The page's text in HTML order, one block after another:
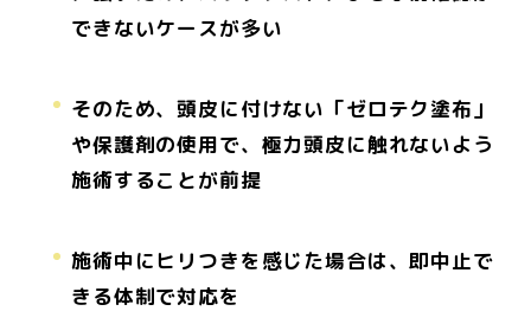
できないケースが多い
そのため、頭皮に付けない「ゼロテク塗布」
や保護剤の使用で、極力頭皮に触れないよう
施術することが前提
施術中にヒリつきを感じた場合は、即中止で
きる体制で対応を